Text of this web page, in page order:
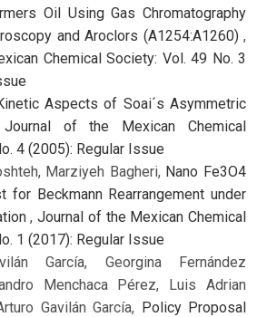
Oil Using Gas Chromatography
and Aroclors (A1254:A1260) ,
Chemical Society: Vol. 49 No. 3
Aspects of Soai´s Asymmetric
Journal of the Mexican Chemical
4 (2005): Regular Issue
Marziyeh Bagheri, Nano Fe3O4
for Beckmann Rearrangement under
,Journal of the Mexican Chemical
1 (2017): Regular Issue
García, Georgina Fernández
Menchaca Pérez, Luis Adrian
Gavilán García, Policy Proposal